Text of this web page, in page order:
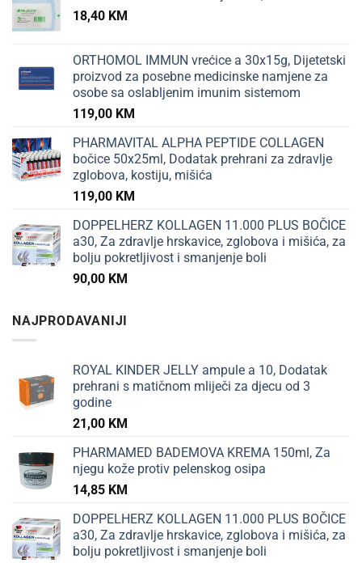
18,40 KM
ORTHOMOL IMMUN vrećice a 30x15g, Dijetetski
proizvod za posebne medicinske namjene za
osobe sa oslabljenim imunim sistemom
119,00 KM
PHARMAVITAL ALPHA PEPTIDE COLLAGEN
bočice 50x25ml, Dodatak prehrani za zdravlje
zglobova, kostiju, mišića
119,00 KM
DOPPELHERZ KOLLAGEN 11.000 PLUS BOČICE
a30, Za zdravlje hrskavice, zglobova i mišića, za
bolju pokretljivost i smanjenje boli
90,00 KM
NAJPRODAVANIJI
ROYAL KINDER JELLY ampule a 10, Dodatak
prehrani s matičnom mliječi za djecu od 3
godine
21,00 KM
PHARMAMED BADEMOVA KREMA 150ml, Za
njegu kože protiv pelenskog osipa
14,85 KM
DOPPELHERZ KOLLAGEN 11.000 PLUS BOČICE
a30, Za zdravlje hrskavice, zglobova i mišića, za
bolju pokretljivost i smanjenje boli